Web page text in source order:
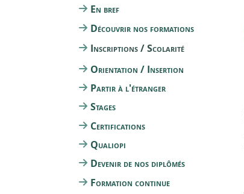
En bref
Découvrir nos formations
Inscriptions / Scolarité
Orientation / Insertion
Partir à l'étranger
Stages
Certifications
Qualiopi
Devenir de nos diplômés
Formation continue